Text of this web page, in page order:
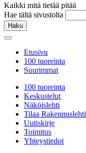
Kaikki mitä tietää pitää
Hae tältä sivustolta
Haku
Etusivu
100 tuoreinta
Suurimmat
100 tuoreinta
Keskustelut
Näköislehti
Tilaa Rakennuslehti
Uutiskirje
Toimitus
Yhteystiedot